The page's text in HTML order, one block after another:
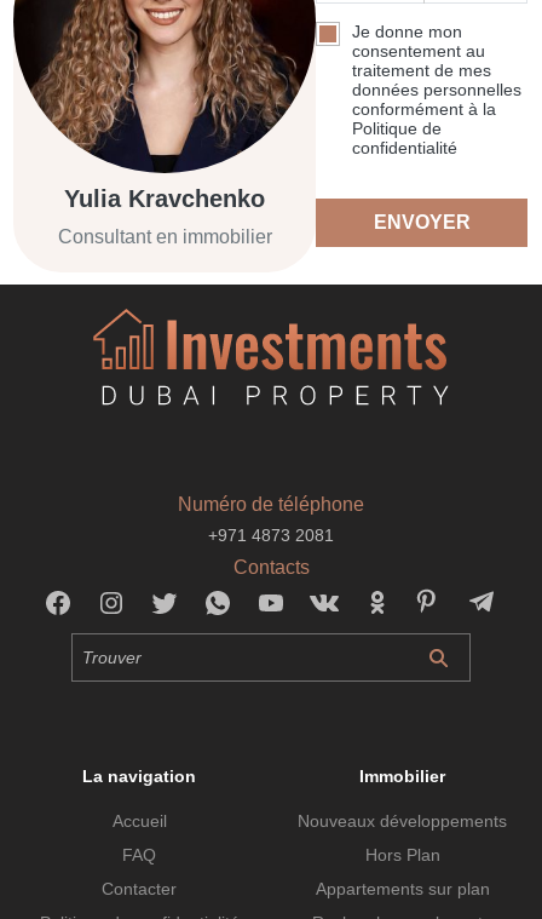
Yulia Kravchenko
Consultant en immobilier
Je donne mon
consentement au
traitement de mes
données personnelles
conformément à la
Politique de
confidentialité
ENVOYER
Numéro de téléphone
+971 4873 2081
Contacts
La navigation
Accueil
FAQ
Contacter
Immobilier
Nouveaux développements
Hors Plan
Appartements sur plan